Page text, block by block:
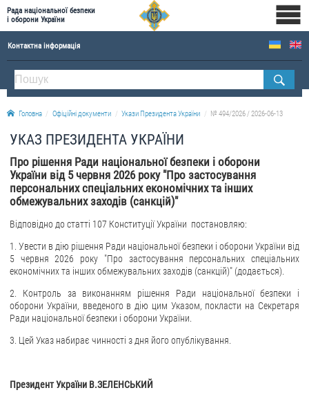
Рада національної безпеки
і оборони України
Контактна інформація
ПРО РНБОУ
Склад Ради національної безпеки і оборони України
Апарат Ради національної безпеки і оборони України
Правова основа діяльності Ради національної безпеки і оборони України
Історична довідка про діяльність Ради національної безпеки і оборони України
ОФІЦІЙНІ ДОКУМЕНТИ
Новини
Drone Deals
Відеогалерея
Електронне звернення
Головна Офіційні документи Укази Президента України № 494/2026 / 2026-06-13
УКАЗ ПРЕЗИДЕНТА УКРАЇНИ
Про рішення Ради національної безпеки і оборони
України від 5 червня 2026 року "Про застосування
персональних спеціальних економічних та інших
обмежувальних заходів (санкцій)"
Відповідно до статті 107 Конституції України постановляю:
1. Увести в дію рішення Ради національної безпеки і оборони України від
5 червня 2026 року "Про застосування персональних спеціальних
економічних та інших обмежувальних заходів (санкцій)" (додається).
2. Контроль за виконанням рішення Ради національної безпеки і
оборони України, введеного в дію цим Указом, покласти на Секретаря
Ради національної безпеки і оборони України.
3. Цей Указ набирає чинності з дня його опублікування.
Президент України В.ЗЕЛЕНСЬКИЙ